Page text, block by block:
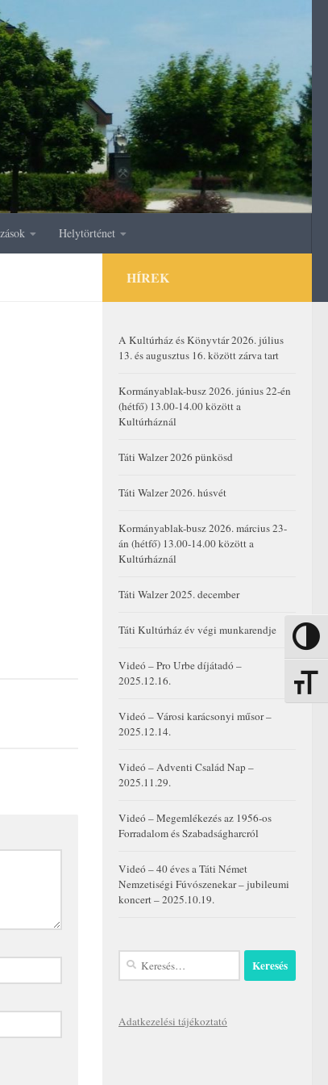
Nagy
Helytörténet
HÍREK
A Kultúrház és Könyvtár 2026. július
13. és augusztus 16. között zárva tart
Kormányablak-busz 2026. június 22-én
(hétfő) 13.00-14.00 között a
Kultúrháznál
Táti Walzer 2026 pünkösd
Táti Walzer 2026. húsvét
Kormányablak-busz 2026. március 23-
án (hétfő) 13.00-14.00 között a
Kultúrháznál
Táti Walzer 2025. december
Táti Kultúrház év végi munkarendje
Videó – Pro Urbe díjátadó –
2025.12.16.
Videó – Városi karácsonyi műsor –
2025.12.14.
Videó – Adventi Család Nap –
2025.11.29.
Videó – Megemlékezés az 1956-os
Forradalom és Szabadságharcról
Videó – 40 éves a Táti Német
Nemzetiségi Fúvószenekar – jubileumi
koncert – 2025.10.19.
Keresés:
Adatkezelési tájékoztató